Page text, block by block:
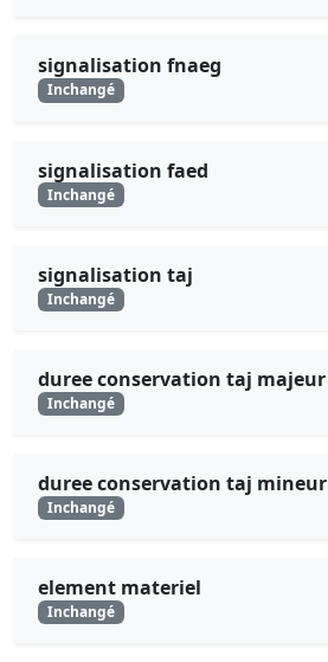
signalisation fnaeg
Inchangé
signalisation faed
Inchangé
signalisation taj
Inchangé
duree conservation taj majeur
Inchangé
duree conservation taj mineur
Inchangé
element materiel
Inchangé